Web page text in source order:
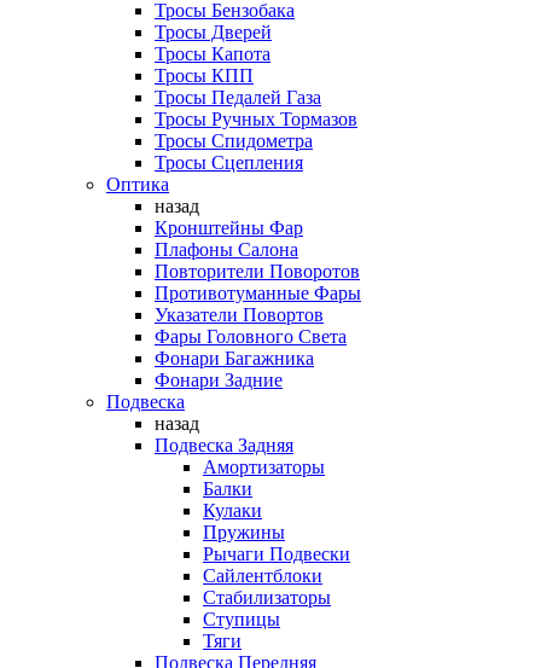
Тросы Бензобака
Тросы Дверей
Тросы Капота
Тросы КПП
Тросы Педалей Газа
Тросы Ручных Тормазов
Тросы Спидометра
Тросы Сцепления
Оптика
назад
Кронштейны Фар
Плафоны Салона
Повторители Поворотов
Противотуманные Фары
Указатели Повортов
Фары Головного Света
Фонари Багажника
Фонари Задние
Подвеска
назад
Подвеска Задняя
Амортизаторы
Балки
Кулаки
Пружины
Рычаги Подвески
Сайлентблоки
Стабилизаторы
Ступицы
Тяги
Подвеска Передняя